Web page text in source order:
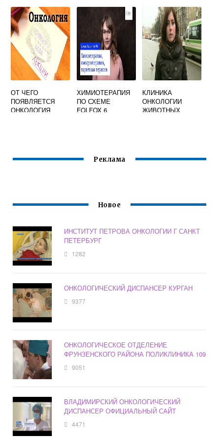
ОТ ЧЕГО
ПОЯВЛЯЕТСЯ
ОНКОЛОГИЯ
ХИМИОТЕРАПИЯ
ПО СХЕМЕ
FOLFOX 6
КЛИНИКА
ОНКОЛОГИИ
ЖИВОТНЫХ
Реклама
Новое
ИНСТИТУТ ПЕТРОВА ОНКОЛОГИИ Г САНКТ
ПЕТЕРБУРГ
1282
ОНКОЛОГИЧЕСКИЙ ДИСПАНСЕР КУРГАН
9377
ОНКОЛОГИЧЕСКОЕ ОТДЕЛЕНИЕ
ФРУНЗЕНСКОГО РАЙОНА ПОЛИКЛИНИКА 109
9051
ВЛАДИМИРСКИЙ ОНКОЛОГИЧЕСКИЙ
ДИСПАНСЕР ОФИЦИАЛЬНЫЙ САЙТ
4471